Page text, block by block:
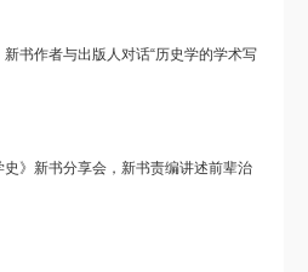
书作者与出版人对话“历史学的学术写
史》新书分享会，新书责编讲述前辈治